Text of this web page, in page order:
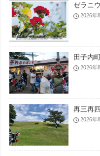
ゼラニ
2026年
田子内
2026年
再三再四
2026年